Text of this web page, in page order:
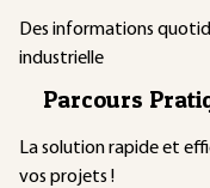
Des informations
industrielle
Parcours
La solution rapide et
vos projets !